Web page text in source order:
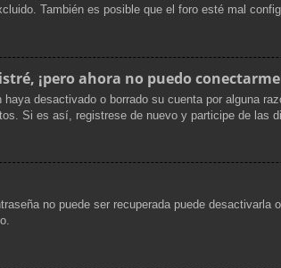
También es posible que el foro esté mal
¡pero ahora no puedo
desactivado o borrado su cuenta por alguna
Si es así, registrese de nuevo y participe de las
no puede ser recuperada puede